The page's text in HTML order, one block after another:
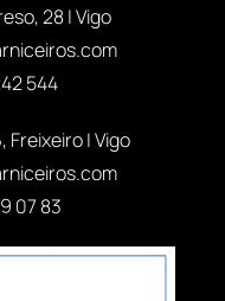
28 | Vigo
544
Freixeiro | Vigo
07 83